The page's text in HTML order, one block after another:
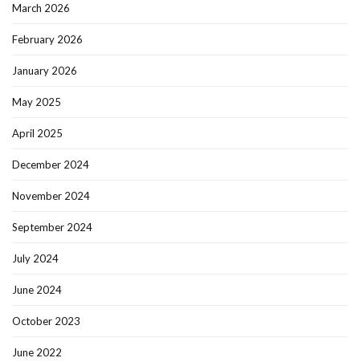
March 2026
February 2026
January 2026
May 2025
April 2025
December 2024
November 2024
September 2024
July 2024
June 2024
October 2023
June 2022